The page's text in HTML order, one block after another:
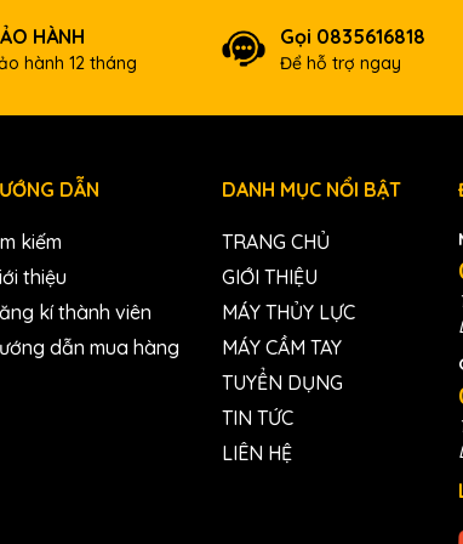
HÀNH
hành 12 tháng
Gọi 0835616818
Để hỗ trợ ngay
DẪN
kiếm
thiệu
kí thành viên
dẫn mua hàng
DANH MỤC NỔI BẬT
TRANG CHỦ
GIỚI THIỆU
MÁY THỦY LỰC
MÁY CẦM TAY
TUYỂN DỤNG
TIN TỨC
LIÊN HỆ